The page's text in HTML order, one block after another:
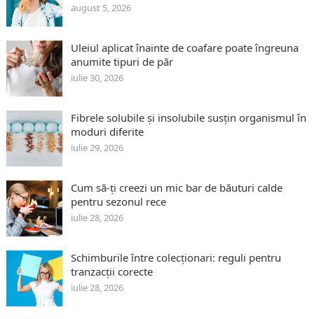
august 5, 2026
Uleiul aplicat înainte de coafare poate îngreuna
anumite tipuri de păr
iulie 30, 2026
Fibrele solubile și insolubile susțin organismul în
moduri diferite
iulie 29, 2026
Cum să-ți creezi un mic bar de băuturi calde
pentru sezonul rece
iulie 28, 2026
Schimburile între colecționari: reguli pentru
tranzacții corecte
iulie 28, 2026